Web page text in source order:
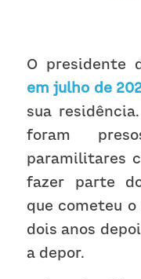
O presidente
em julho de
sua
foram
paramilitares
fazer parte
que cometeu
dois anos
a depor.